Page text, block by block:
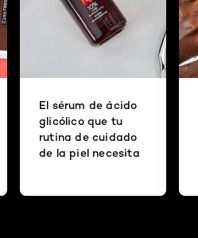
El sérum de ácido
glicólico que tu
rutina de cuidado
de la piel necesita